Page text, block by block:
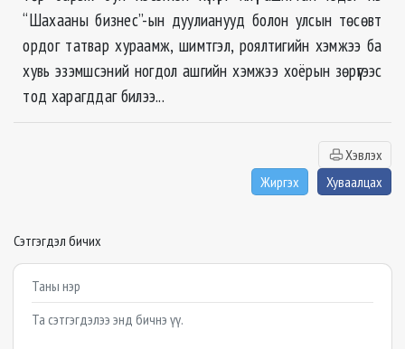
“Шахааны бизнес”-ын дуулианууд болон улсын төсөвт
ордог татвар хураамж, шимтгэл, роялтигийн хэмжээ ба
хувь эзэмшсэний ногдол ашгийн хэмжээ хоёрын зөрүүгээс
тод харагддаг билээ...
Хэвлэх
Жиргэх
Хуваалцах
Сэтгэгдэл бичих
Example textarea